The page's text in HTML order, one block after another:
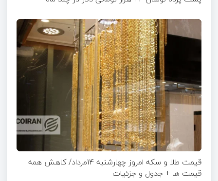
قیمت طلا و سکه امروز چهارشنبه 14مرداد/ کاهش همه
قیمت ها + جدول و جزئیات